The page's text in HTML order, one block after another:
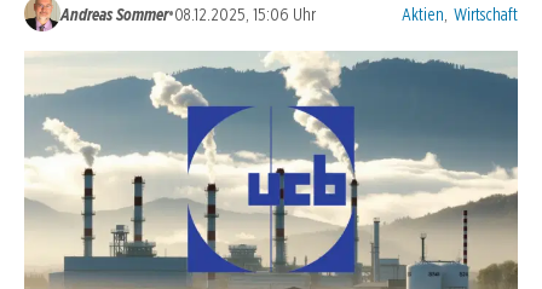
Andreas Sommer•08.12.2025, 15:06 Uhr Kategorien:
Aktien Wirtschaft